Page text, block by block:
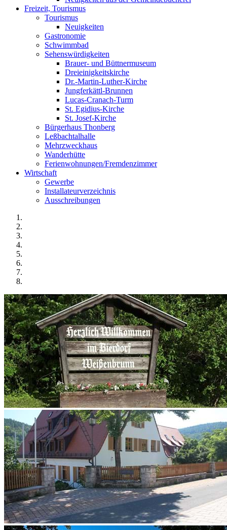
Freizeit, Tourismus
Tourismus
Neuigkeiten
Gastronomie
Schwimmbad
Sehenswürdigkeiten
Brauer- und Büttnermuseum
Dreieinigkeitskirche
Dr.-Martin-Luther-Kirche
Jungferkättl-Brunnen
Lucas-Cranach-Turm
St. Egidius-Kirche
St. Josef-Kirche
Bürgerhaus Thonberg
Leßbachtalhalle
Mehrzweckhaus
Wanderhütte
Ferienwohnungen/Fremdenzimmer
Wirtschaft
Gewerbe
Installateurverzeichnis
Ausschreibungen